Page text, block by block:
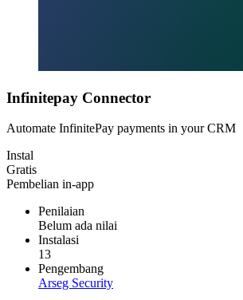
Infinitepay Connector
Automate InfinitePay payments in your CRM
Instal
Gratis
Pembelian in-app
Penilaian
Belum ada nilai
Instalasi
13
Pengembang
Arseg Security